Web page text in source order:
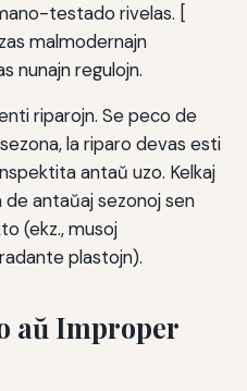
testado rivelas. [
malmodernajn
nunajn regulojn.
riparojn. Se peco de
la riparo devas esti
antaŭ uzo. Kelkaj
antaŭaj sezonoj sen
(ekz., musoj
plastojn).
aŭ Improper